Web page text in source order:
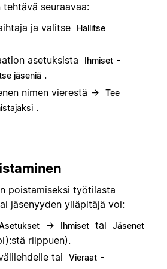
seuraavaa:
ja valitse
Hallitse
asetuksista
Ihmiset -
jäseniä .
nimen vierestä →
Tee
.
poistamiseksi työtilasta
jäsenyyden ylläpitäjä voi:
→ Ihmiset tai Jäsenet
riippuen).
tai Vieraat -